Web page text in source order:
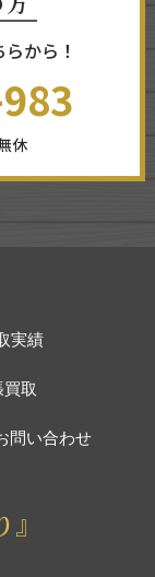
から！
休
実績
買取
問い合わせ